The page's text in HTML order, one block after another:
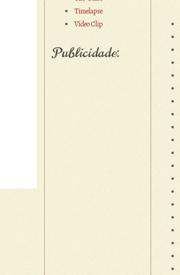
Timelapse
Vídeo Clip
Publicidade: